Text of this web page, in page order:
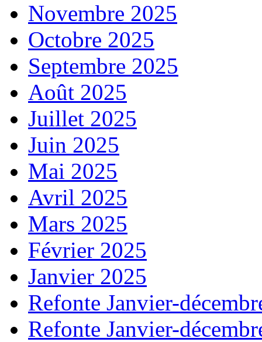
Novembre 2025
Octobre 2025
Septembre 2025
Août 2025
Juillet 2025
Juin 2025
Mai 2025
Avril 2025
Mars 2025
Février 2025
Janvier 2025
Refonte Janvier-
Refonte Janvier-